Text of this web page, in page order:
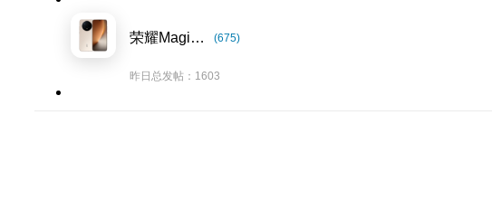
荣耀Magic8系列 (675)
昨日总发帖：1603